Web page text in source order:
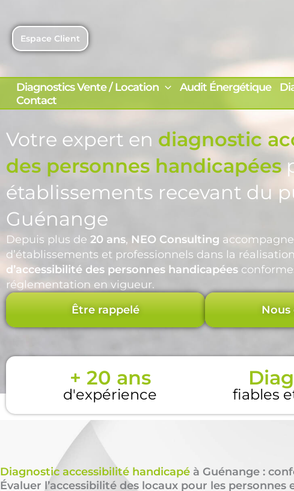
contenuEspace Client
Diagnostics Vente / Location Audit Énergétique
Contact
Votre expert en diagnostic
des personnes handicapées
établissements recevant du
Guénange
Depuis plus de 20 ans, NEO Consulting
d’établissements et professionnels dans la
d’accessibilité des personnes handicapées
réglementation en vigueur.
Être rappelé
+ 20 ans
d'expérience fiables
Diagnostic accessibilité handicapé à Guénange :
Évaluer l’accessibilité des locaux pour les